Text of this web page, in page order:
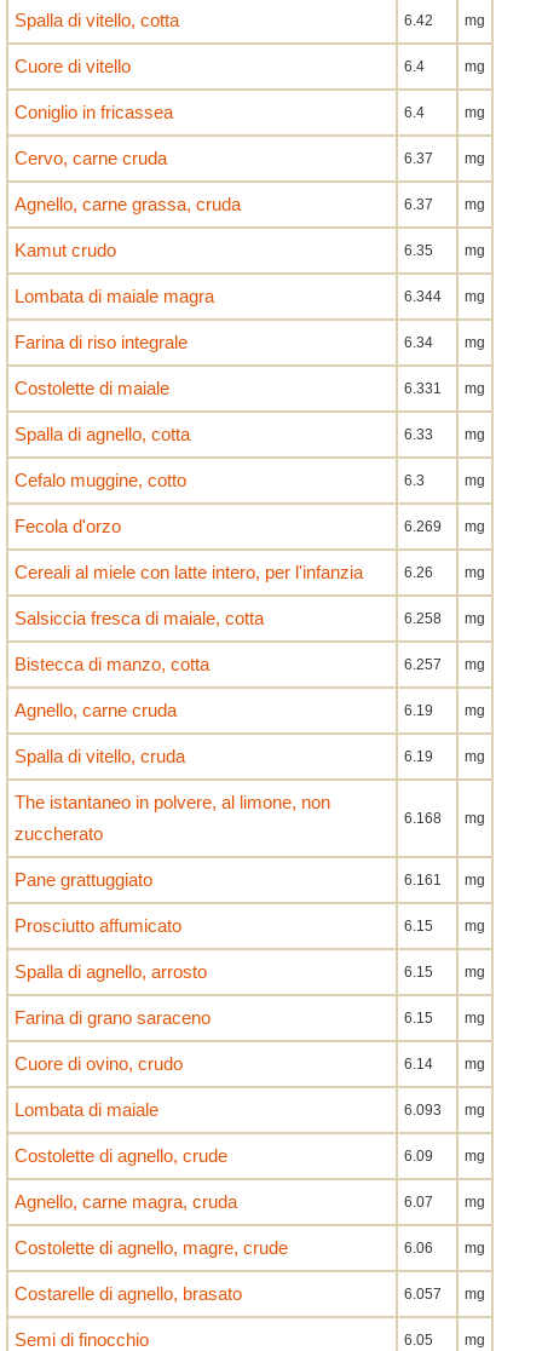
Spalla di vitello, cotta 6.42 mg
Cuore di vitello 6.4 mg
Coniglio in fricassea 6.4 mg
Cervo, carne cruda 6.37 mg
Agnello, carne grassa, cruda 6.37 mg
Kamut crudo 6.35 mg
Lombata di maiale magra 6.344 mg
Farina di riso integrale 6.34 mg
Costolette di maiale 6.331 mg
Spalla di agnello, cotta 6.33 mg
Cefalo muggine, cotto 6.3 mg
Fecola d'orzo 6.269 mg
Cereali al miele con latte intero, per l'infanzia 6.26 mg
Salsiccia fresca di maiale, cotta 6.258 mg
Bistecca di manzo, cotta 6.257 mg
Agnello, carne cruda 6.19 mg
Spalla di vitello, cruda 6.19 mg
The istantaneo in polvere, al limone, non
zuccherato
6.168 mg
Pane grattuggiato 6.161 mg
Prosciutto affumicato 6.15 mg
Spalla di agnello, arrosto 6.15 mg
Farina di grano saraceno 6.15 mg
Cuore di ovino, crudo 6.14 mg
Lombata di maiale 6.093 mg
Costolette di agnello, crude 6.09 mg
Agnello, carne magra, cruda 6.07 mg
Costolette di agnello, magre, crude 6.06 mg
Costarelle di agnello, brasato 6.057 mg
Semi di finocchio 6.05 mg